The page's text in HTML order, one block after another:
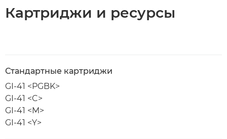
Картриджи и ресурсы
Стандартные картриджи
GI-41 <PGBK>
GI-41 <C>
GI-41 <M>
GI-41 <Y>